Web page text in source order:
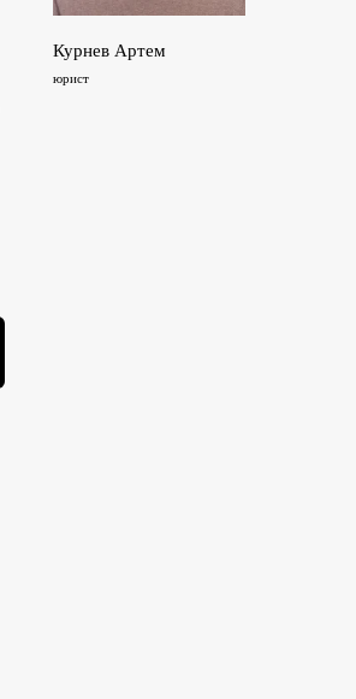
Курнев Артем
юрист